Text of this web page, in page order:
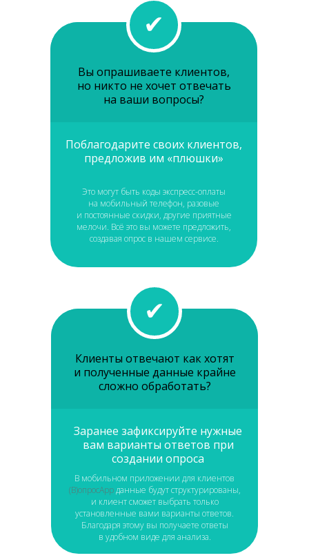
✔
✔
Вы опрашиваете клиентов,
но никто не хочет отвечать
на ваши вопросы?
Поблагодарите своих клиентов,
предложив им «плюшки»
Это могут быть коды экспресс-оплаты
на мобильный телефон, разовые
и постоянные скидки, другие приятные
мелочи. Всё это вы можете предложить,
создавая опрос в нашем сервисе.
Клиенты отвечают как хотят
и полученные данные крайне
сложно обработать?
Заранее зафиксируйте нужные
вам варианты ответов при
создании опроса
В мобильном приложении для клиентов
(В)опросAppданные будут структурированы,
и клиент сможет выбрать только
установленные вами варианты ответов.
Благодаря этому вы получаете ответы
в удобном виде для анализа.